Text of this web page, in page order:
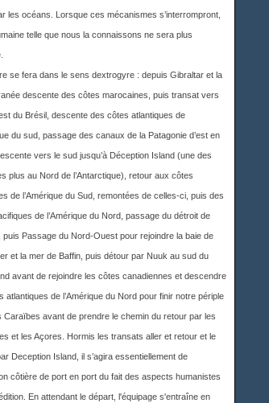
les océans. Lorsque ces mécanismes s’interrompront,
telle que nous la connaissons ne sera plus
se fera dans le sens dextrogyre : depuis Gibraltar et la
descente des côtes marocaines, puis transat vers
du Brésil, descente des côtes atlantiques de
du sud, passage des canaux de la Patagonie d’est en
vers le sud jusqu’à Déception Island (une des
plus au Nord de l’Antarctique), retour aux côtes
de l’Amérique du Sud, remontées de celles-ci, puis des
de l’Amérique du Nord, passage du détroit de
puis Passage du Nord-Ouest pour rejoindre la baie de
et la mer de Baffin, puis détour par Nuuk au sud du
avant de rejoindre les côtes canadiennes et descendre
atlantiques de l’Amérique du Nord pour finir notre périple
Caraïbes avant de prendre le chemin du retour par les
et les Açores. Hormis les transats aller et retour et le
Deception Island, il s’agira essentiellement de
côtière de port en port du fait des aspects humanistes
En attendant le départ, l'équipage s'entraîne en